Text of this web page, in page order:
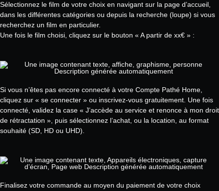
Sélectionnez le film de votre choix en navigant sur la page d’accueil,
dans les différentes catégories ou depuis la recherche (loupe) si vous
recherchez un film en particulier.
Une fois le film choisi, cliquez sur le bouton « A partir de xx€ » :
Si vous n’êtes pas encore connecté à votre Compte Pathé Home,
cliquez sur « se connecter » ou inscrivez-vous gratuitement. Une fois
connecté, validez la case « J’accède au service et renonce à mon droit
de rétractation », puis sélectionnez l’achat, ou la location, au format
souhaité (SD, HD ou UHD).
Finalisez votre commande au moyen du paiement de votre choix